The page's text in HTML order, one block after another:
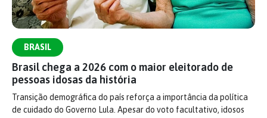
BRASIL
Brasil chega a 2026 com o maior eleitorado de
pessoas idosas da história
Transição demográfica do país reforça a importância da política
de cuidado do Governo Lula. Apesar do voto facultativo, idosos